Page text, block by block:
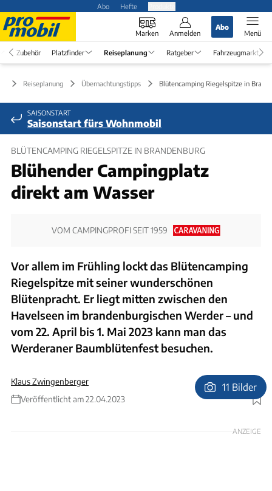
Abo Hefte
Marken Anmelden
Abo
Menü
Zubehör Platzfinder Reiseplanung Ratgeber Fahrzeugmarkt
Reiseplanung Übernachtungstipps Blütencamping Riegelspitze in
SAISONSTART
Saisonstart fürs Wohnmobil
BLÜTENCAMPING RIEGELSPITZE IN BRANDENBURG
Blühender Campingplatz
direkt am Wasser
VOM CAMPINGPROFI SEIT 1959
Vor allem im Frühling lockt das Blütencamping
Riegelspitze mit seiner wunderschönen
Blütenpracht. Er liegt mitten zwischen den
Havelseen im brandenburgischen Werder – und
vom 22. April bis 1. Mai 2023 kann man das
Werderaner Baumblütenfest besuchen.
Klaus Zwingenberger
Veröffentlicht am 22.04.2023
Foto: Blütencamping Riegelspitze/F.Klinkel
11 Bilder
ANZEIGE